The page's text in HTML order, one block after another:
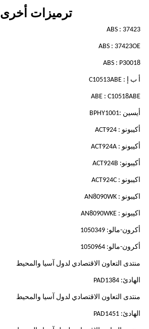
ترميزات أخرى
ABS : 37423
ABS : 37423OE
ABS : P30018
أ ب إ : C10513ABE
ABE : C10518ABE
أيسين :BPHY1001
أكيبونو : ACT924
أكيبونو : ACT924A
أكيبونو: ACT924B
اكيبونو : ACT924C
اكيبونو : AN8090WK
اكيبونو : AN8090WKE
أكرون-مالو: 1050349
أكرون-مالو: 1050964
منتدى التعاون الاقتصادي لدول آسيا والمحيط
الهادئ: PAD1384
منتدى التعاون الاقتصادي لدول آسيا والمحيط
الهادئ: PAD1451